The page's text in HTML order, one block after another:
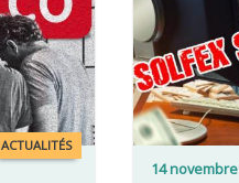
ACTUALITÉS
LIRE PLUS
14